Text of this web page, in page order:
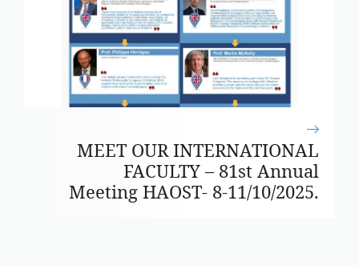
MEET OUR INTERNATIONAL
FACULTY – 81st Annual
Meeting HAOST- 8-11/10/2025.